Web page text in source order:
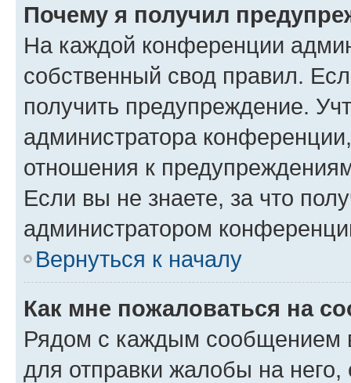
Почему я получил
На каждой конференции
собственный свод правил.
получить предупреждение.
администратора
отношения к
Если вы не знаете, за что
администратором
Вернуться к началу
Как мне пожаловаться на
Рядом с каждым сообщением
для отправки жалобы на